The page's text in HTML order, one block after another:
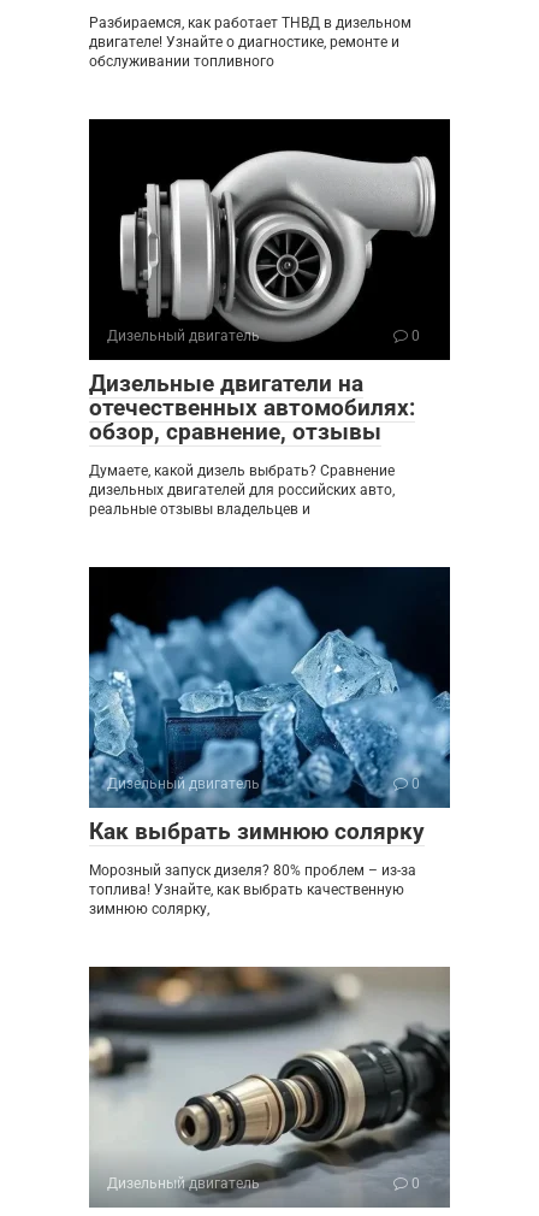
Разбираемся, как работает ТНВД в дизельном
двигателе! Узнайте о диагностике, ремонте и
обслуживании топливного
Дизельный двигатель 0
Дизельные двигатели на
отечественных автомобилях:
обзор, сравнение, отзывы
Думаете, какой дизель выбрать? Сравнение
дизельных двигателей для российских авто,
реальные отзывы владельцев и
Дизельный двигатель 0
Как выбрать зимнюю солярку
Морозный запуск дизеля? 80% проблем – из-за
топлива! Узнайте, как выбрать качественную
зимнюю солярку,
Дизельный двигатель 0